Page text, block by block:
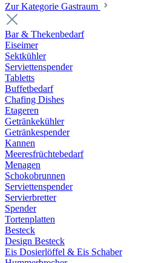
Zur Kategorie Gastraum
Bar & Thekenbedarf
Eiseimer
Sektkühler
Serviettenspender
Tabletts
Buffetbedarf
Chafing Dishes
Etageren
Getränkekühler
Getränkespender
Kannen
Meeresfrüchtebedarf
Menagen
Schokobrunnen
Serviettenspender
Servierbretter
Spender
Tortenplatten
Besteck
Design Besteck
Eis Dosierlöffel & Eis Schaber